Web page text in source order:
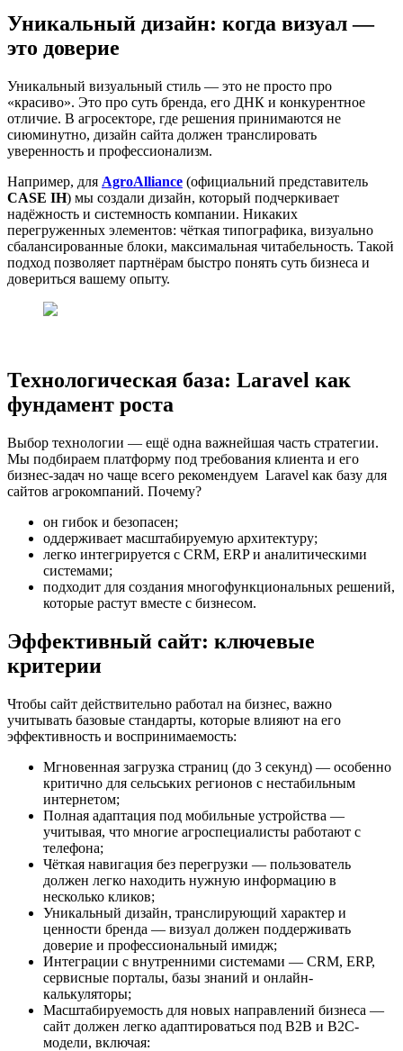
Уникальный дизайн: когда визуал —
это доверие
Уникальный визуальный стиль — это не просто про
«красиво». Это про суть бренда, его ДНК и конкурентное
отличие. В агросекторе, где решения принимаются не
сиюминутно, дизайн сайта должен транслировать
уверенность и профессионализм.
Например, для AgroAlliance (официальний представитель
CASE IH) мы создали дизайн, который подчеркивает
надёжность и системность компании. Никаких
перегруженных элементов: чёткая типографика, визуально
сбалансированные блоки, максимальная читабельность. Такой
подход позволяет партнёрам быстро понять суть бизнеса и
довериться вашему опыту.
Технологическая база: Laravel как
фундамент роста
Выбор технологии — ещё одна важнейшая часть стратегии.
Мы подбираем платформу под требования клиента и его
бизнес-задач но чаще всего рекомендуем Laravel как базу для
сайтов агрокомпаний. Почему?
он гибок и безопасен;
оддерживает масштабируемую архитектуру;
легко интегрируется с CRM, ERP и аналитическими
системами;
подходит для создания многофункциональных решений,
которые растут вместе с бизнесом.
Эффективный сайт: ключевые
критерии
Чтобы сайт действительно работал на бизнес, важно
учитывать базовые стандарты, которые влияют на его
эффективность и воспринимаемость:
Мгновенная загрузка страниц (до 3 секунд) — особенно
критично для сельських регионов с нестабильным
интернетом;
Полная адаптация под мобильные устройства —
учитывая, что многие агроспециалисты работают с
телефона;
Чёткая навигация без перегрузки — пользователь
должен легко находить нужную информацию в
несколько кликов;
Уникальный дизайн, транслирующий характер и
ценности бренда — визуал должен поддерживать
доверие и профессиональный имидж;
Интеграции с внутренними системами — CRM, ERP,
сервисные порталы, базы знаний и онлайн-
калькуляторы;
Масштабируемость для новых направлений бизнеса —
сайт должен легко адаптироваться под B2B и B2C-
модели, включая: